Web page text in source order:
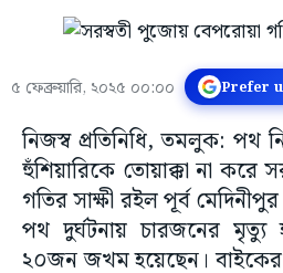
৫ ফেব্রুয়ারি, ২০২৫ ০০:০০ Prefer
নিজস্ব প্রতিনিধি, তমলুক: পথ
হুঁশিয়ারিকে তোয়াক্কা না করে
গতির সাক্ষী রইল পূর্ব
পথ দুর্ঘটনায় চারজনের মৃত্যু
২০জন জখম হয়েছেন। বাইকের